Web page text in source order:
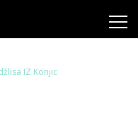
IZ Konjic